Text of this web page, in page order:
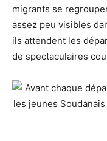
migrants se
assez peu visibles
ils attendent les
de spectaculaires